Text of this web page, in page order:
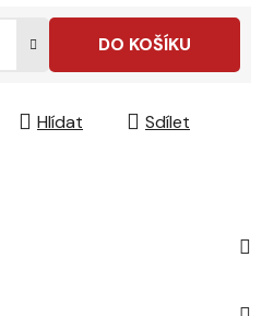
DO KOŠÍKU
Hlídat Sdílet